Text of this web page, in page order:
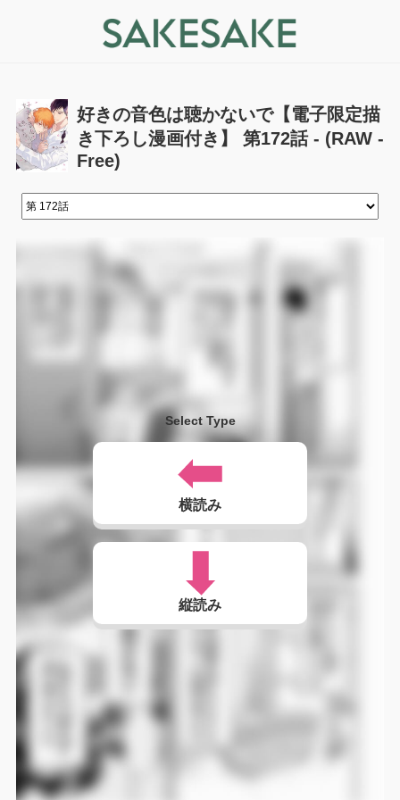
好きの音色は聴かないで【電子限定描
き下ろし漫画付き】 第172話 - (RAW -
Free)
Select Type
横読み
縦読み